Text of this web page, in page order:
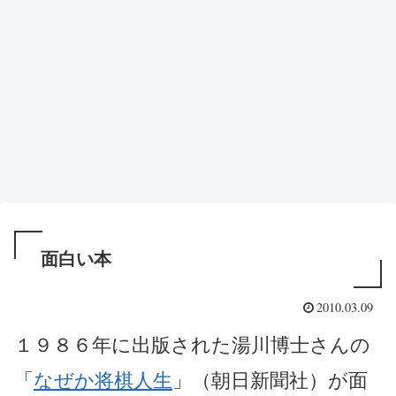
面白い本
2010.03.09
１９８６年に出版された湯川博士さんの
「 なぜか将棋人生 」（朝日新聞社）が面